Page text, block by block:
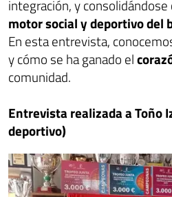
integración, y
motor social y deportivo del
En esta entrevista,
y cómo se ha ganado el
comunidad.
Entrevista realizada a Toño
deportivo)